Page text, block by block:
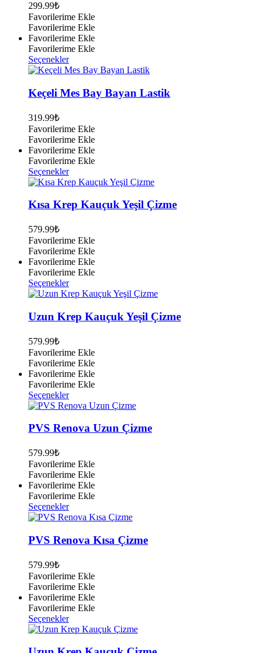
ürün
sayfasından
seçilebilir
299.99₺
Favorilerime Ekle
Favorilerime Ekle
Favorilerime Ekle
Favorilerime Ekle
SeçeneklerBu
ürünün
fazla
varyasyonu
ürün
sayfasından
seçilebilir
Keçeli Mes Bay Bayan Lastik
319.99₺
Favorilerime Ekle
Favorilerime Ekle
Favorilerime Ekle
Favorilerime Ekle
SeçeneklerBu
ürünün
fazla
varyasyonu
ürün
sayfasından
seçilebilir
Kısa Krep Kauçuk Yeşil Çizme
579.99₺
Favorilerime Ekle
Favorilerime Ekle
Favorilerime Ekle
Favorilerime Ekle
SeçeneklerBu
ürünün
fazla
varyasyonu
ürün
sayfasından
seçilebilir
Uzun Krep Kauçuk Yeşil Çizme
579.99₺
Favorilerime Ekle
Favorilerime Ekle
Favorilerime Ekle
Favorilerime Ekle
SeçeneklerBu
ürünün
fazla
ürün
sayfasından
seçilebilir
PVS Renova Uzun Çizme
579.99₺
Favorilerime Ekle
Favorilerime Ekle
Favorilerime Ekle
Favorilerime Ekle
SeçeneklerBu
ürünün
fazla
varyasyonu
ürün
sayfasından
seçilebilir
PVS Renova Kısa Çizme
579.99₺
Favorilerime Ekle
Favorilerime Ekle
Favorilerime Ekle
Favorilerime Ekle
SeçeneklerBu
ürünün
fazla